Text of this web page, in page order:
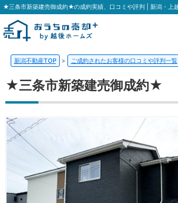
新潟不動産TOP > ご成約されたお客様の口コミや評判一覧
★三条市新築建売御成約★